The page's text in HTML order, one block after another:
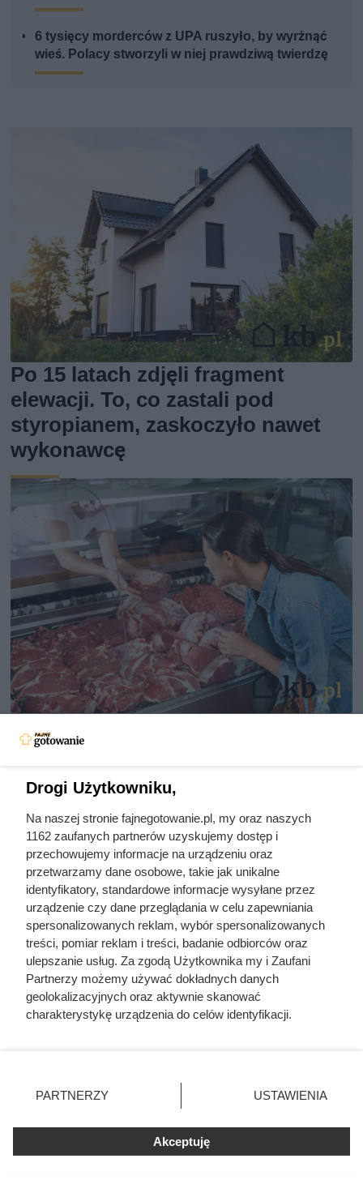
6 tysięcy morderców z UPA ruszyło, by wyrżnąć
wieś. Polacy stworzyli w niej prawdziwą twierdzę
Po 15 latach zdjęli fragment
elewacji. To, co zastali pod
styropianem, zaskoczyło nawet
wykonawcę
pochodzenie mięsa z Dino. Klienci
zaskoczeni
Nie harówka była najgorsza.
zaczynał się po zamknięciu drzwi
Drogi Użytkowniku,
Na naszej stronie fajnegotowanie.pl, my oraz naszych
1162 zaufanych partnerów uzyskujemy dostęp i
przechowujemy informacje na urządzeniu oraz
przetwarzamy dane osobowe, takie jak unikalne
identyfikatory, standardowe informacje wysyłane przez
urządzenie czy dane przeglądania w celu zapewniania
spersonalizowanych reklam, wybór spersonalizowanych
treści, pomiar reklam i treści, badanie odbiorców oraz
ulepszanie usług. Za zgodą Użytkownika my i Zaufani
Partnerzy możemy używać dokładnych danych
geolokalizacyjnych oraz aktywnie skanować
charakterystykę urządzenia do celów identyfikacji.
zmienić/wycofać klikając przycisk ustawień prywatności
znajdujący się w lewym dolnym rogu strony
rodzaje przetwarzania danych nie wymagają zgody
użytkownika, ale masz prawo sprzeciwić się takiemu
przetwarzaniu. Preferencje będą miały zastosowania tylko
PARTNERZY USTAWIENIA
Akceptuję